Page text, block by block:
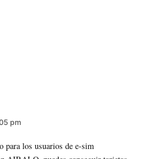
pm
para los usuarios de e-sim